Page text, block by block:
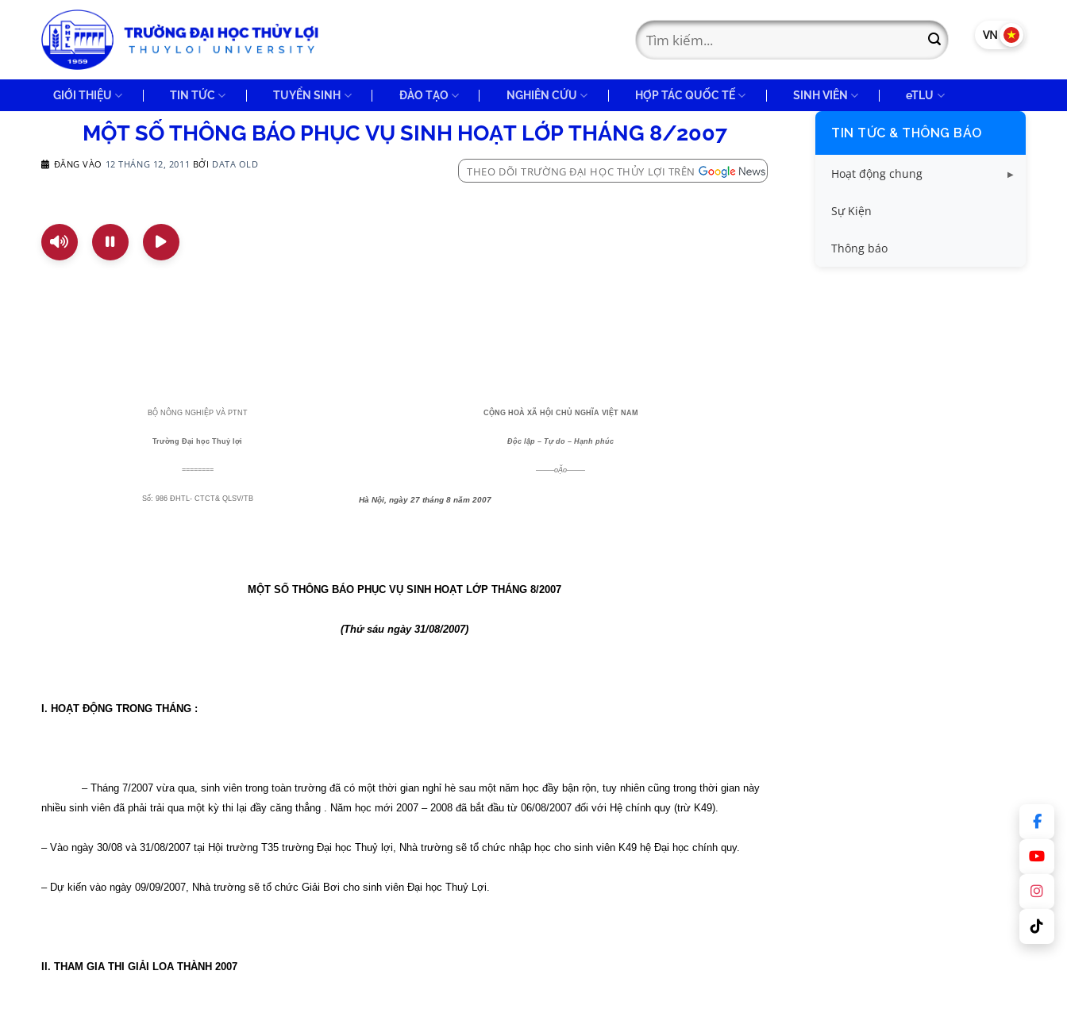
VN EN
GIỚI THIỆU TIN TỨC TUYỂN SINH ĐÀO TẠO NGHIÊN CỨU HỢP TÁC QUỐC TẾ SINH VIÊN eTLU
MỘT SỐ THÔNG BÁO PHỤC VỤ SINH HOẠT LỚP THÁNG 8/2007
ĐĂNG VÀO 12 THÁNG 12, 2011 BỞI DATA OLD
THEO DÕI TRƯỜNG ĐẠI HỌC THỦY LỢI TRÊN
BỘ NÔNG NGHIỆP VÀ PTNT
Trường Đại học Thuỷ lợi
========
Số: 986 ĐHTL- CTCT& QLSV/TB
CỘNG HOÀ XÃ HỘI CHỦ NGHĨA VIỆT NAM
Độc lập – Tự do – Hạnh phúc
——–oẶo——–
Hà Nội, ngày 27 tháng 8 năm 2007
MỘT SỐ THÔNG BÁO PHỤC VỤ SINH HOẠT LỚP THÁNG 8/2007
(Thứ sáu ngày 31/08/2007)
I. HOẠT ĐỘNG TRONG THÁNG :
– Tháng 7/2007 vừa qua, sinh viên trong toàn trường đã có một thời gian nghỉ hè sau một năm học đầy bận rộn, tuy nhiên cũng trong thời gian này
nhiều sinh viên đã phải trải qua một kỳ thi lại đầy căng thẳng . Năm học mới 2007 – 2008 đã bắt đầu từ 06/08/2007 đối với Hệ chính quy (trừ K49).
– Vào ngày 30/08 và 31/08/2007 tại Hội trường T35 trường Đại học Thuỷ lợi, Nhà trường sẽ tổ chức nhập học cho sinh viên K49 hệ Đại học chính quy.
– Dự kiến vào ngày 09/09/2007, Nhà trường sẽ tổ chức Giải Bơi cho sinh viên Đại học Thuỷ Lợi.
II. THAM GIA THI GIẢI LOA THÀNH 2007
TIN TỨC & THÔNG BÁO
Hoạt động chung
Tin công tác sinh viên
Tin đào tạo
Sự Kiện
Thông báo